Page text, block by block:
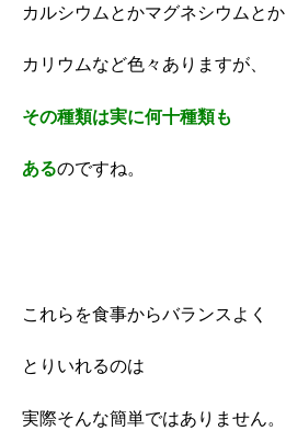
カルシウムとかマグネシウムとか
カリウムなど色々ありますが、
その種類は実に何十種類も
あるのですね。
これらを食事からバランスよく
とりいれるのは
実際そんな簡単ではありません。